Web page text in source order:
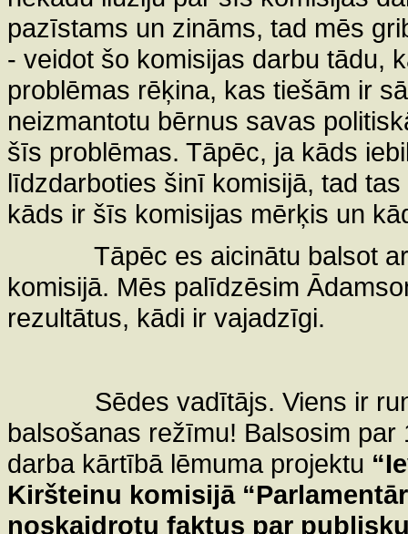
pazīstams un zināms, tad mēs
- veidot šo komisijas darbu tādu,
problēmas rēķina, kas tiešām ir
neizmantotu bērnus savas
šīs problēmas. Tāpēc, ja kāds
līdzdarboties šinī komisijā, tad
kāds ir šīs komisijas mērķis un
Tāpēc es aicinātu balsot
komisijā. Mēs palīdzēsim
rezultātus, kādi ir vajadzīgi.
Sēdes vadītājs. Viens ir
balsošanas režīmu! Balsosim
darba kārtībā lēmuma projektu
Kiršteinu komisijā
noskaidrotu faktus par